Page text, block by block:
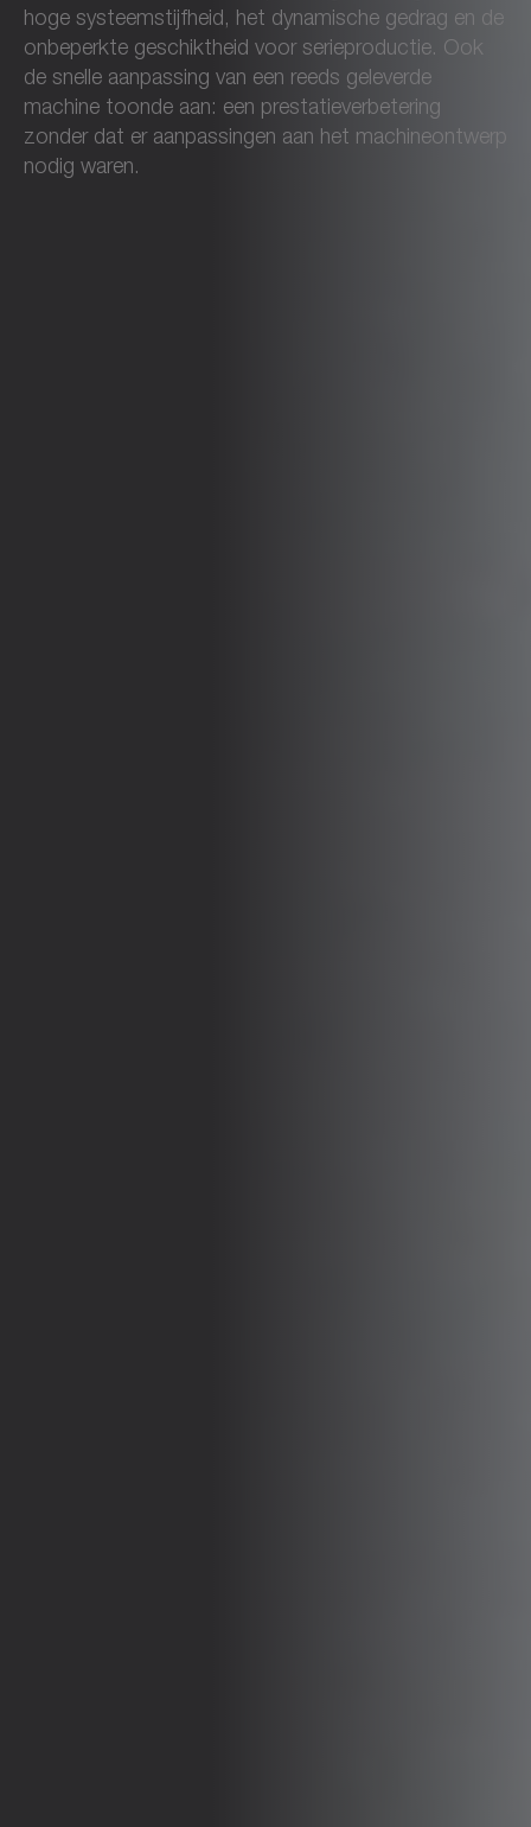
hoge systeemstijfheid, het dynamische gedrag en de
onbeperkte geschiktheid voor serieproductie. Ook
de snelle aanpassing van een reeds geleverde
machine toonde aan: een prestatieverbetering
zonder dat er aanpassingen aan het machineontwerp
nodig waren.